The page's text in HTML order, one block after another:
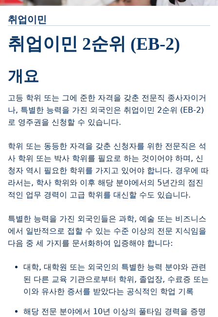
취업이민
취업이민 2순위 (EB-2)
개요
고등 학위 또는 그에 준한 자격을 갖춘 전문직 종사자이거
나, 특별한 능력을 가진 외국인은 취업이민 2순위 (EB-2)
로 영주권을 신청할 수 있습니다.
학위 또는 동등한 자격을 갖춘 신청자를 위한 전문직은 석
사 학위 또는 박사 학위를 필요로 하는 것이어야 하며, 신
청자 역시 필요한 학위를 가지고 있어야 합니다. 경우에 따
라서는, 학사 학위와 이후 해당 분야에서의 5년간의 점진
적인 업무 경력이 고급 학위를 대신할 수도 있습니다.
특별한 능력을 가진 외국인들은 과학, 예술 또는 비즈니스
에서 일반적으로 접할 수 있는 수준 이상의 전문 지식임을
다음 중 세 가지를 문서화하여 입증해야 합니다:
대학, 대학원 또는 외국인의 특별한 능력 분야와 관련
된 다른 교육 기관으로부터 학위, 졸업장, 수료증 또는
이와 유사한 증서를 받았다는 공식적인 학업 기록
해당 전문 분야에서 10년 이상의 풀타임 경력을 증명